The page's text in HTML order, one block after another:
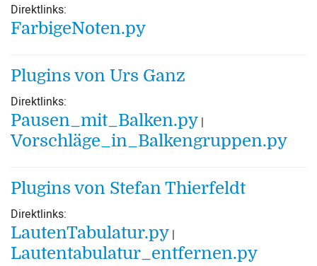
Direktlinks:
FarbigeNoten.py
Plugins von Urs Ganz
Direktlinks:
Pausen_mit_Balken.py |
Vorschläge_in_Balkengruppen.py
Plugins von Stefan Thierfeldt
Direktlinks:
LautenTabulatur.py |
Lautentabulatur_entfernen.py